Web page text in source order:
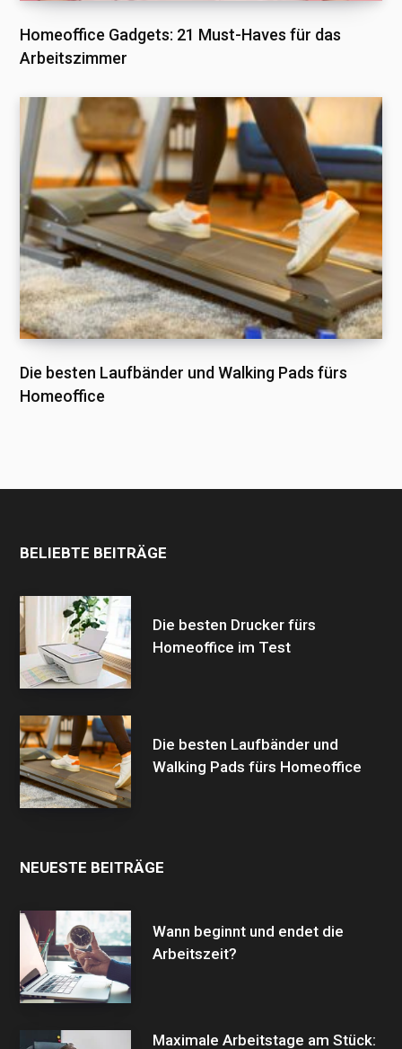
Homeoffice Gadgets: 21 Must-Haves für das
Arbeitszimmer
Die besten Laufbänder und Walking Pads fürs
Homeoffice
BELIEBTE BEITRÄGE
Die besten Drucker fürs
Homeoffice im Test
Die besten Laufbänder und
Walking Pads fürs Homeoffice
NEUESTE BEITRÄGE
Wann beginnt und endet die
Arbeitszeit?
Maximale Arbeitstage am Stück: